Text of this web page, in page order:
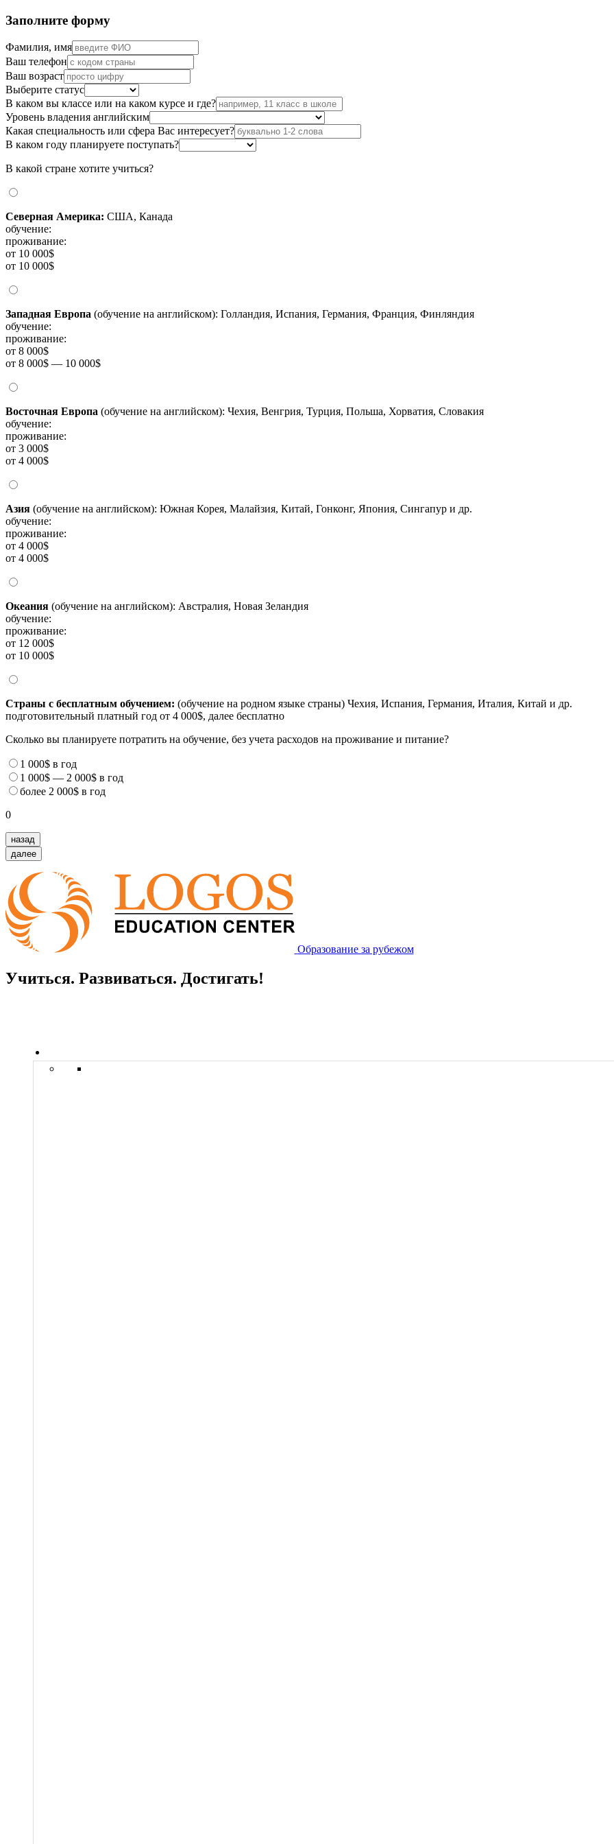
Заполните форму
Фамилия, имя
Ваш телефон
Ваш возраст
Выберите статус
В каком вы классе или на каком курсе и где?
Уровень владения английским
Какая специальность или сфера Вас интересует?
В каком году планируете поступать?
В какой стране хотите учиться?
Северная Америка: США, Канада
обучение:
проживание:
от 10 000$
от 10 000$
Западная Европа (обучение на английском): Голландия, Испания, Германия, Франция, Финляндия
обучение:
проживание:
от 8 000$
от 8 000$ — 10 000$
Восточная Европа (обучение на английском): Чехия, Венгрия, Турция, Польша, Хорватия, Словакия
обучение:
проживание:
от 3 000$
от 4 000$
Азия (обучение на английском): Южная Корея, Малайзия, Китай, Гонконг, Япония, Сингапур и др.
обучение:
проживание:
от 4 000$
от 4 000$
Океания (обучение на английском): Австралия, Новая Зеландия
обучение:
проживание:
от 12 000$
от 10 000$
Страны с бесплатным обучением: (обучение на родном языке страны) Чехия, Испания, Германия, Италия, Китай и др.
подготовительный платный год от 4 000$, далее бесплатно
Сколько вы планируете потратить на обучение, без учета расходов на проживание и питание?
1 000$ в год
1 000$ — 2 000$ в год
более 2 000$ в год
0
назад
далее
Образование за рубежом
Учиться. Развиваться. Достигать!